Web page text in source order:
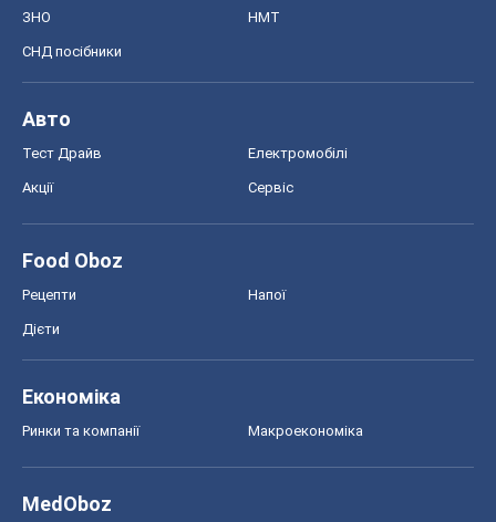
ЗНО НМТ
СНД посібники
Авто
Тест Драйв Електромобілі
Акції Сервіс
Food Oboz
Рецепти Напої
Дієти
Економіка
Ринки та компанії Макроекономіка
MedOboz